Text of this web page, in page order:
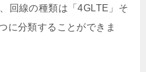
回線の種類は「4GLTE」そ
に分類することができま